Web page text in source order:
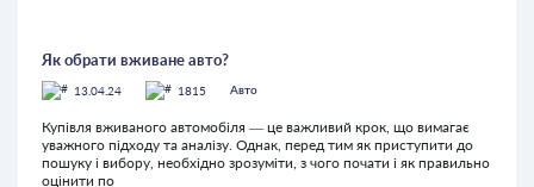
Як обрати вживане авто?
13.04.24 1815 Авто
Купівля вживаного автомобіля — це важливий крок, що вимагає
уважного підходу та аналізу. Однак, перед тим як приступити до
пошуку і вибору, необхідно зрозуміти, з чого почати і як правильно
оцінити по